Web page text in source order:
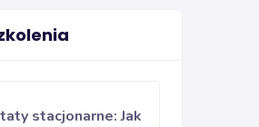
stacjonarne: Jak